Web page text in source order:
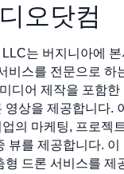
오닷컴
는 버지니아에
비스를 전문으로 하
디어 제작을 포함한
영상을 제공합니다.
의 마케팅, 프로젝
뷰를 제공합니다. 이
형 드론 서비스를 제